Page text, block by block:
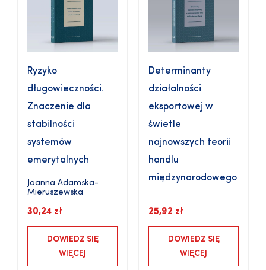
Ryzyko
długowieczności.
Znaczenie dla
stabilności
systemów
emerytalnych
Joanna Adamska-
Mieruszewska
30,24 zł
DOWIEDZ SIĘ
WIĘCEJ
Determinanty
działalności
eksportowej w
świetle
najnowszych teorii
handlu
międzynarodowego
25,92 zł
DOWIEDZ SIĘ
WIĘCEJ